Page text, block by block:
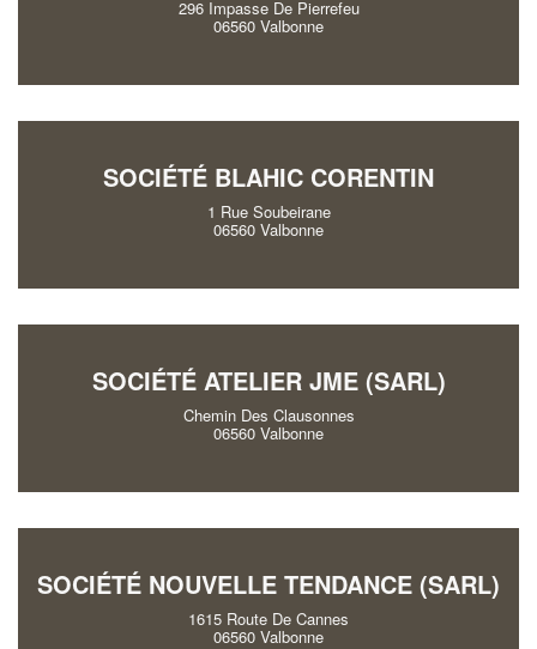
296 Impasse De Pierrefeu
06560 Valbonne
SOCIÉTÉ BLAHIC CORENTIN
1 Rue Soubeirane
06560 Valbonne
SOCIÉTÉ ATELIER JME (SARL)
Chemin Des Clausonnes
06560 Valbonne
SOCIÉTÉ NOUVELLE TENDANCE (SARL)
1615 Route De Cannes
06560 Valbonne